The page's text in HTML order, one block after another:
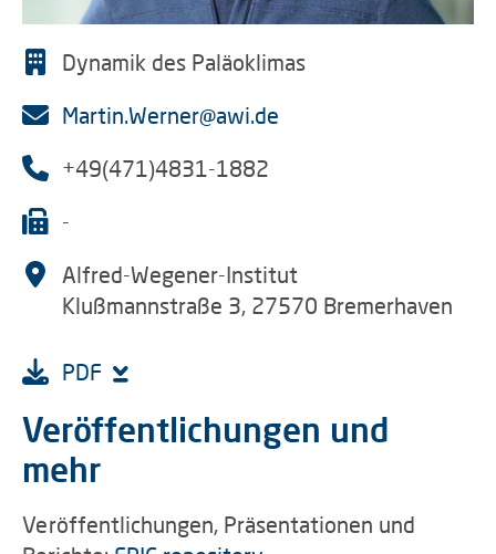
Dynamik des Paläoklimas
Martin.Werner@awi.de
+49(471)4831-1882
-
Alfred-Wegener-Institut
Klußmannstraße 3, 27570 Bremerhaven
PDF
Veröffentlichungen und
mehr
Veröffentlichungen, Präsentationen und